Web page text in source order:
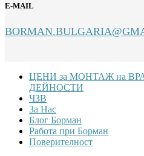
E-MAIL
FooterЦЕНИ за МОНТАЖ на
ДЕЙНОСТИ
ЧЗВ
За Нас
Блог Борман
Работа при Борман
Поверителност